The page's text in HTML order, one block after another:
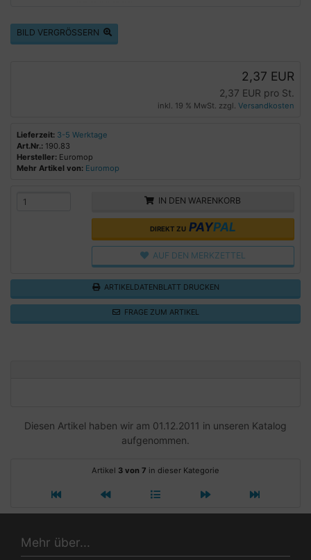
BILD VERGRÖSSERN
2,37 EUR
2,37 EUR pro St.
inkl. 19 % MwSt. zzgl. Versandkosten
Lieferzeit: 3-5 Werktage
Art.Nr.: 190.83
Hersteller: Euromop
Mehr Artikel von: Euromop
IN DEN WARENKORB
DIREKT ZU PAYPAL
AUF DEN MERKZETTEL
ARTIKELDATENBLATT DRUCKEN
FRAGE ZUM ARTIKEL
Diesen Artikel haben wir am 01.12.2011 in unseren Katalog
aufgenommen.
Artikel 3 von 7 in dieser Kategorie
Mehr über...